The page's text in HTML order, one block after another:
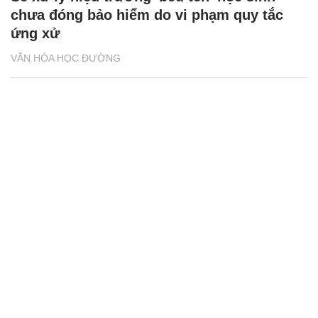
VĂN HÓA HỌC ĐƯỜNG
chưa đóng bảo hiểm do vi phạm quy tắc
ứng xử